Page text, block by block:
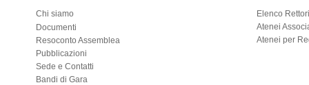
Chi siamo
Documenti
Resoconto Assemblea
Pubblicazioni
Sede e Contatti
Bandi di Gara
Elenco Rettori
Atenei
Atenei per